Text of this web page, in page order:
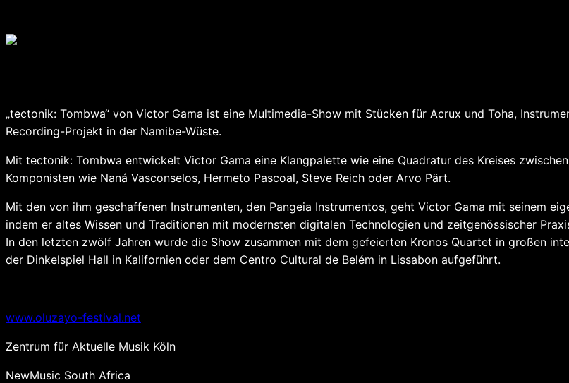
„tectonik: Tombwa“ von Victor Gama ist eine Multimedia-Show mit Stücken für Acrux und Toha,
Recording-Projekt in der Namibe-Wüste.
Mit tectonik: Tombwa entwickelt Victor Gama eine Klangpalette wie eine Quadratur des Kreises
Komponisten wie Naná Vasconselos, Hermeto Pascoal, Steve Reich oder Arvo Pärt.
Mit den von ihm geschaffenen Instrumenten, den Pangeia Instrumentos, geht Victor Gama mit seinem
indem er altes Wissen und Traditionen mit modernsten digitalen Technologien und zeitgenössischer
In den letzten zwölf Jahren wurde die Show zusammen mit dem gefeierten Kronos Quartet in großen
der Dinkelspiel Hall in Kalifornien oder dem Centro Cultural de Belém in Lissabon aufgeführt.
www.oluzayo-festival.net
Zentrum für Aktuelle Musik Köln
NewMusic South Africa